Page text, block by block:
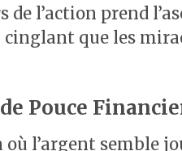
de l’action prend
que les
Pouce
où l’argent semble